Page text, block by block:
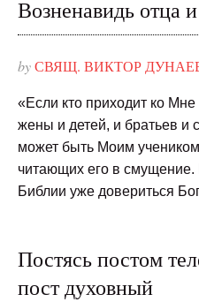
Возненавидь отца
byСВЯЩ. ВИКТОР
«Если кто приходит ко
жены и детей, и братьев и
может быть Моим
читающих его в
Библии уже довериться
Постясь постом
пост духовный